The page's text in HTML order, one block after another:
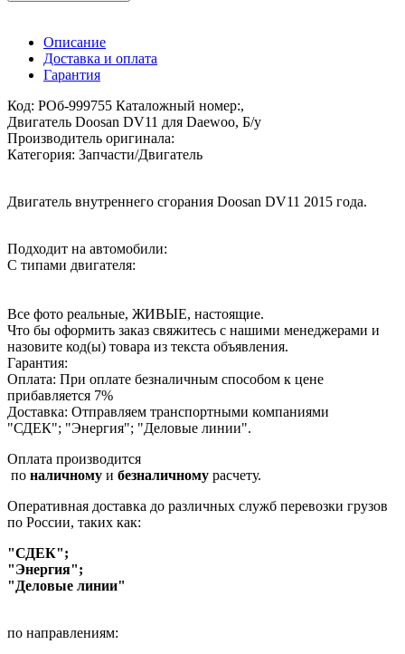
Описание
Доставка и оплата
Гарантия
Код: РОб-999755 Каталожный номер:,
Двигатель Doosan DV11 для Daewoo, Б/у
Производитель оригинала:
Категория: Запчасти/Двигатель
Двигатель внутреннего сгорания Doosan DV11 2015 года.
Подходит на автомобили:
С типами двигателя:
Все фото реальные, ЖИВЫЕ, настоящие.
Что бы оформить заказ свяжитесь с нашими менеджерами и
назовите код(ы) товара из текста объявления.
Гарантия:
Оплата: При оплате безналичным способом к цене
прибавляется 7%
Доставка: Отправляем транспортными компаниями
"СДЕК"; "Энергия"; "Деловые линии".
Оплата производится
по наличному и безналичному расчету.
Оперативная доставка до различных служб перевозки грузов
по России, таких как:
"СДЕК";
"Энергия";
"Деловые линии"
по направлениям: